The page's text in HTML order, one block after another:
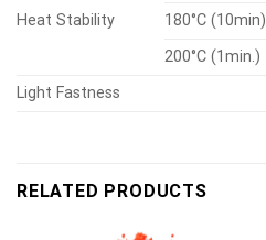
Heat Stability
180°C (10min)
200°C (1min.)
Light Fastness
RELATED PRODUCTS